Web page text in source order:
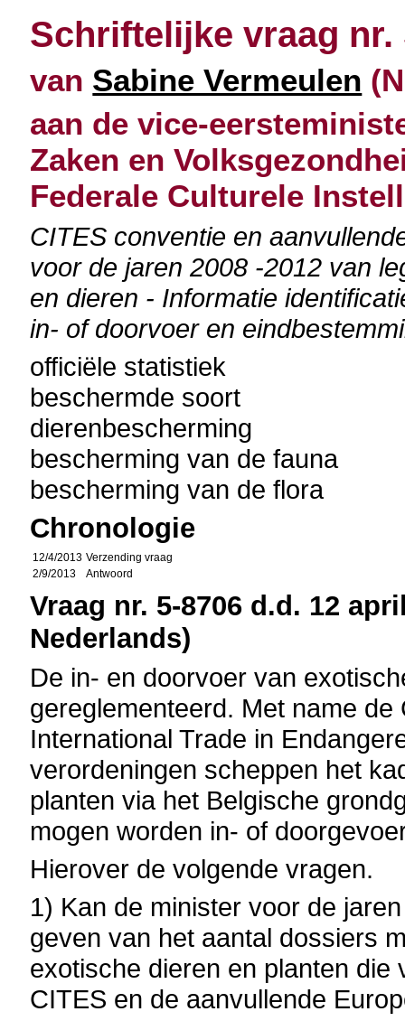
Schriftelijke vraag nr.
van Sabine Vermeulen
aan de vice-
Zaken en
Federale Culturele
CITES conventie en
voor de jaren 2008 -2012 van
en dieren - Informatie
in- of doorvoer en
officiële statistiek
beschermde soort
dierenbescherming
bescherming van de fauna
bescherming van de flora
Chronologie
12/4/2013 Verzending vraag
2/9/2013
Antwoord
Vraag nr. 5-8706 d.d. 12
Nederlands)
De in- en doorvoer van
gereglementeerd. Met name
International Trade in
verordeningen scheppen het
planten via het Belgische
mogen worden in- of
Hierover de volgende vragen.
1) Kan de minister voor de
geven van het aantal dossiers
exotische dieren en planten
CITES en de aanvullende